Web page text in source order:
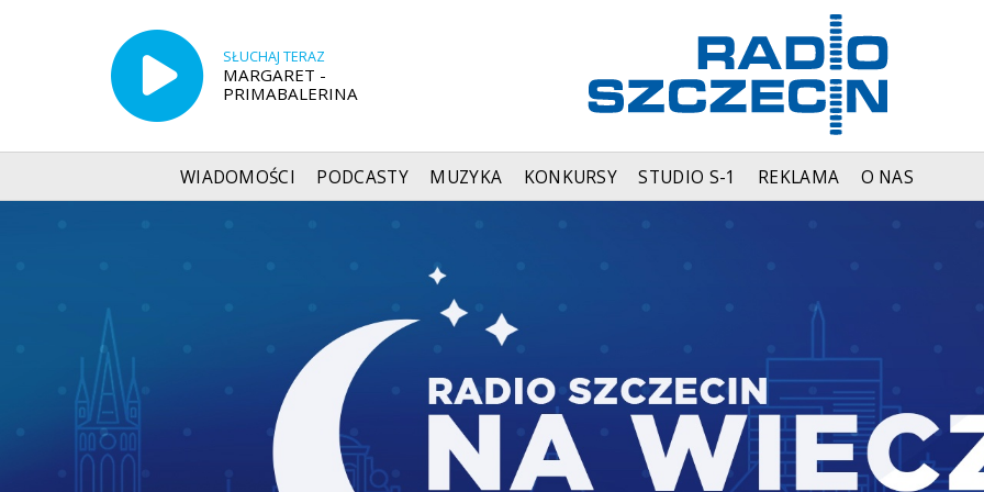
SŁUCHAJ TERAZ
MARGARET -
PRIMABALERINA
WIADOMOŚCI PODCASTY MUZYKA KONKURSY STUDIO S-1 REKLAMA O NAS